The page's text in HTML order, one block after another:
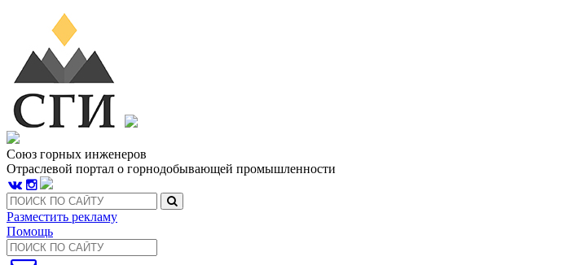
Союз горных инженеров
Отраслевой портал о горнодобывающей промышленности
Разместить рекламу
Помощь